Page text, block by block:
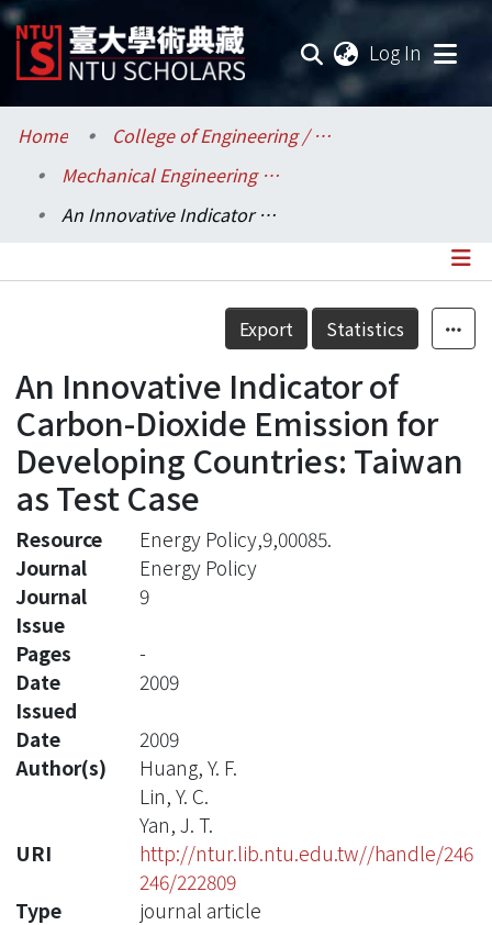
Log In
Communities & Collections
Research Outputs
Statistics
Home
College of Engineering / 工學院
Mechanical Engineering / 機械工程學系
An Innovative Indicator of Carbon-Dioxide Emission for Developing Countries: Taiwan as Test Case
Details
Export Statistics
An Innovative Indicator of
Carbon-Dioxide Emission for
Developing Countries: Taiwan
as Test Case
Resource
Energy Policy,9,00085.
Journal
Energy Policy
Journal
Issue
9
Pages
-
Date
Issued
2009
Date
2009
Author(s)
Huang, Y. F.
Lin, Y. C.
Yan, J. T.
URI
http://ntur.lib.ntu.edu.tw//handle/246
246/222809
Type
journal article